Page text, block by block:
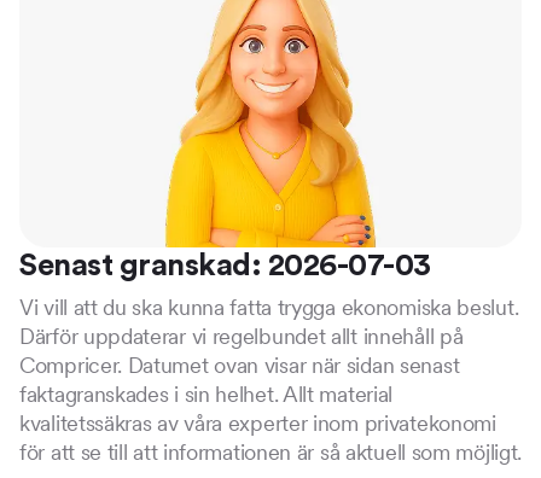
Senast granskad: 2026-07-03
Vi vill att du ska kunna fatta trygga ekonomiska beslut.
Därför uppdaterar vi regelbundet allt innehåll på
Compricer. Datumet ovan visar när sidan senast
faktagranskades i sin helhet. Allt material
kvalitetssäkras av våra experter inom privatekonomi
för att se till att informationen är så aktuell som möjligt.